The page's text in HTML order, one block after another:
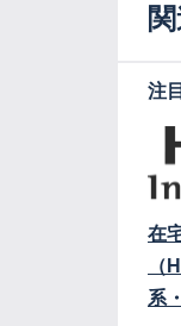
注
在
（
系